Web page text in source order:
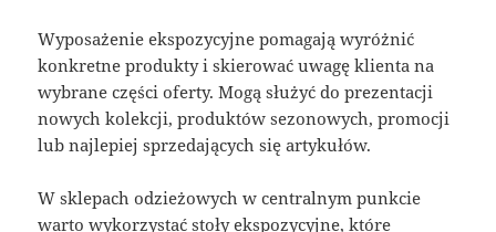
Wyposażenie ekspozycyjne pomagają wyróżnić
konkretne produkty i skierować uwagę klienta na
wybrane części oferty. Mogą służyć do prezentacji
nowych kolekcji, produktów sezonowych, promocji
lub najlepiej sprzedających się artykułów.
W sklepach odzieżowych w centralnym punkcie
warto wykorzystać stoły ekspozycyjne, które